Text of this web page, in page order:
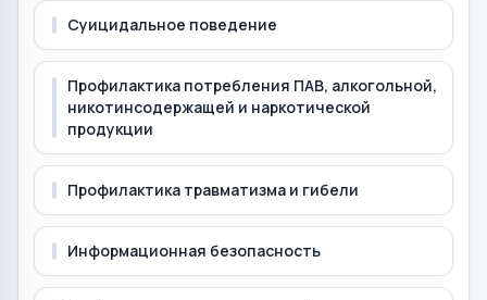
Суицидальное поведение
Профилактика потребления ПАВ, алкогольной,
никотинсодержащей и наркотической
продукции
Профилактика травматизма и гибели
Информационная безопасность